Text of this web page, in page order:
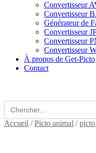
Convertisseur
Convertisseur
Générateur de
Convertisseur
Convertisseur
Convertisseur
À propos de Get-Picto
Contact
Search
for:
Accueil /Picto animal /picto